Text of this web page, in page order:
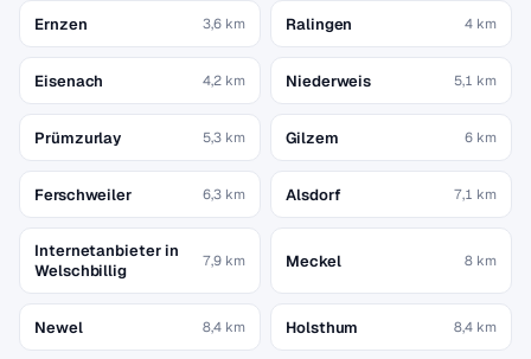
Ernzen 3,6 km Ralingen 4 km
Eisenach 4,2 km Niederweis 5,1 km
Prümzurlay 5,3 km Gilzem 6 km
Ferschweiler 6,3 km Alsdorf 7,1 km
Internetanbieter in
Welschbillig
7,9 km Meckel 8 km
Newel 8,4 km Holsthum 8,4 km